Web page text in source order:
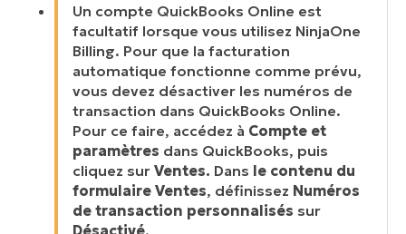
Un compte QuickBooks Online est
facultatif lorsque vous utilisez NinjaOne
Billing. Pour que la facturation
automatique fonctionne comme prévu,
vous devez désactiver les numéros de
transaction dans QuickBooks Online.
Pour ce faire, accédez à Compte et
paramètres dans QuickBooks, puis
cliquez sur Ventes. Dans le contenu du
formulaire Ventes, définissez Numéros
de transaction personnalisés sur
Désactivé.